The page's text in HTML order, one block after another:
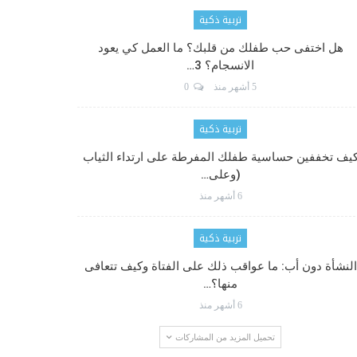
تربية ذكية
هل اختفى حب طفلك من قلبك؟ ما العمل كي يعود
الانسجام؟ 3…
5 أشهر منذ
تربية ذكية
تخففين حساسية طفلك المفرطة على ارتداء الثياب
(وعلى…
6 أشهر منذ
تربية ذكية
النشأة دون أب: ما عواقب ذلك على الفتاة وكيف تتعافى
منها؟…
6 أشهر منذ
تحميل المزيد من المشاركات